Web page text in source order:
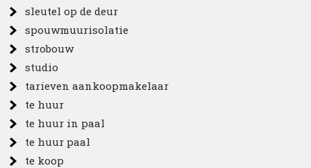
sleutel op de deur
spouwmuurisolatie
strobouw
studio
tarieven aankoopmakelaar
te huur
te huur in paal
te huur paal
te koop